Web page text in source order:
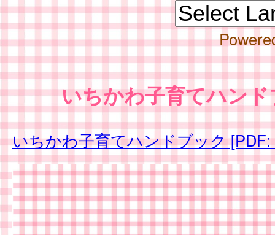
いちかわ子育てハン
いちかわ子育てハンドブック [PDF: